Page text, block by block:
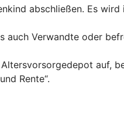
abschließen. Es
Verwandte oder
auf,
Rente“.